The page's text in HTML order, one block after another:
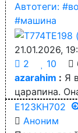
Автотеги:
#машина
21.01.2026,
2
10
azarahim : Я
царапина.
Е123КН702
Аноним